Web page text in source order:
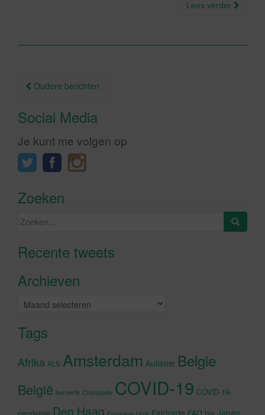
Lees verder
Berichtnavigatie
Oudere berichten
Social Media
Je kunt me volgen op
Zoeken
Zoeken
Recente tweetsKlik om marketing cookies te
Archieven
Archieven
Tags
Afrika ALS Amsterdam Autisme Belgie
België beroerte Chocolade COVID-19 COVID-19-
Den Haag Fairtrade Japan